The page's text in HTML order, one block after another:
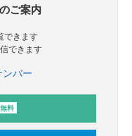
のご案内
できます
できます
ンバー
無料